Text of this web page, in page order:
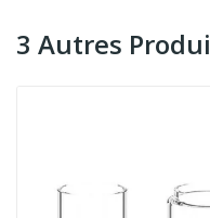
3 Autres